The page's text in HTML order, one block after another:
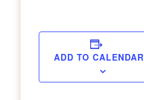
ADD TO CALENDAR